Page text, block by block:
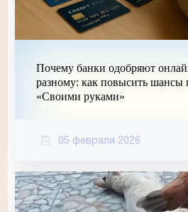
Почему банки одобряют
разному: как повысить шансы
«Своими руками»
05 февраля 2026